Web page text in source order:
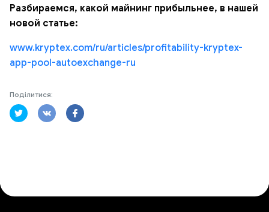
Разбираемся, какой майнинг прибыльнее, в нашей
новой статье:
www.kryptex.com/ru/articles/profitability-kryptex-
app-pool-autoexchange-ru
Поділитися: